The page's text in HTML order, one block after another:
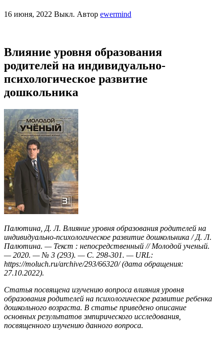
16 июня, 2022 Выкл. Автор ewermind
Влияние уровня образования
родителей на индивидуально-
психологическое развитие
дошкольника
Палютина, Д. Л. Влияние уровня образования родителей на
индивидуально-психологическое развитие дошкольника / Д. Л.
Палютина. — Текст : непосредственный // Молодой ученый.
— 2020. — № 3 (293). — С. 298-301. — URL:
https://moluch.ru/archive/293/66320/ (дата обращения:
27.10.2022).
Статья посвящена изучению вопроса влияния уровня
образования родителей на психологическое развитие ребенка
дошкольного возраста. В статье приведено описание
основных результатов эмпирического исследования,
посвященного изучению данного вопроса.